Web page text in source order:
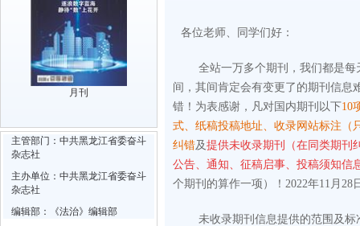
月刊
主管部门：中共黑龙江省委奋斗
杂志社
主办单位：中共黑龙江省委奋斗
杂志社
编辑部：《法治》编辑部
各位老师、同学们好：
全站一万多个期刊，我们都是
间，其间肯定会有变更了的期刊信息
错！为表感谢，凡对国内期刊以下10
式、纸稿投稿地址、收录网站标注（
纠错及提供未收录期刊（在同类期刊
公告、通知、征稿启事、投稿须知信
个期刊的算作一项）！2022年11月28
未收录期刊信息提供的范围及标